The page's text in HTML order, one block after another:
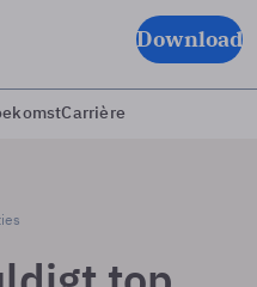
Download
Carrière